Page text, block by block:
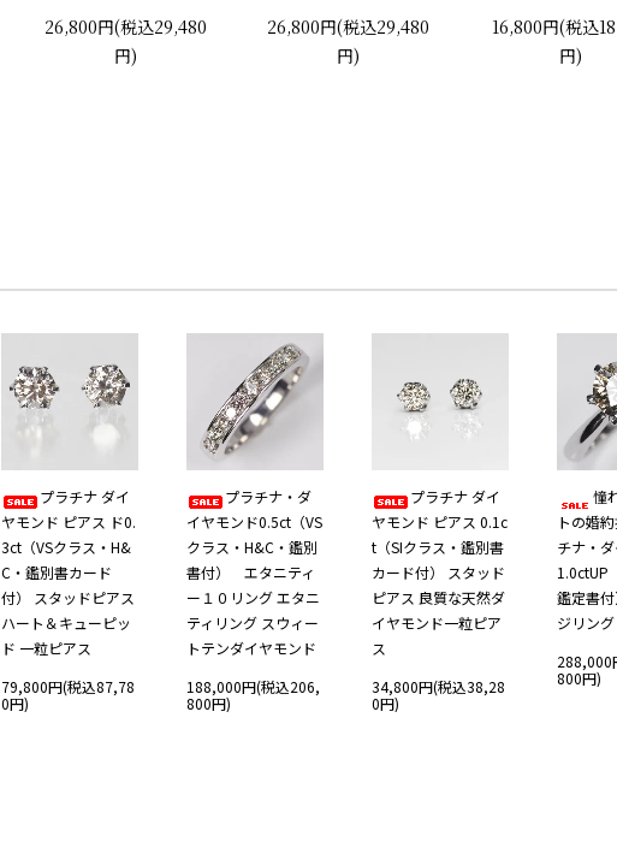
ング
26,800円(税込29,480
円)
ジ3ストーンリング プラチ
ナカラー 婚約指輪 プロポ
26,800円(税込29,480
円)
16,800円(税込
円)
プラチナ ダイ
ヤモンド ピアス ド0.
3ct（VSクラス・H&
C・鑑別書カード
付） スタッドピアス
ハート＆キューピッ
ド 一粒ピアス
79,800円(税込87,78
0円)
プラチナ・ダ
イヤモンド0.5ct（VS
クラス・H&C・鑑別
書付） エタニティ
ー１０リング エタニ
ティリング スウィー
トテンダイヤモンド
188,000円(税込206,
800円)
プラチナ ダイ
ヤモンド ピアス 0.1c
t（SIクラス・鑑別書
カード付） スタッド
ピアス 良質な天然ダ
イヤモンド一粒ピア
ス
34,800円(税込38,28
0円)
憧
トの婚
チナ・
1.0ctUP
鑑定書
ジリン
288,000
800円)